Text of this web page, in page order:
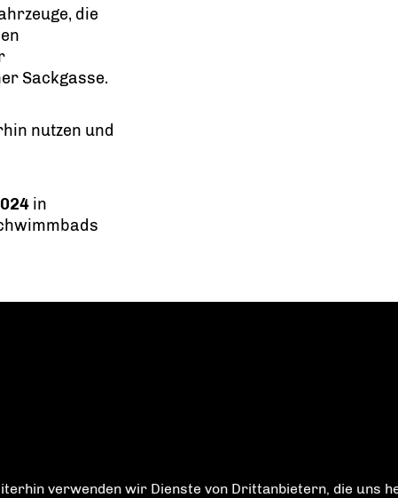
die
Sackgasse.
nutzen und
in
verwenden wir Dienste von Drittanbietern, die uns